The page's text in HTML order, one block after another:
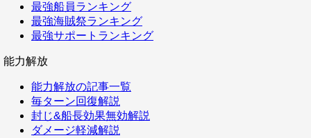
最強船員ランキング
最強海賊祭ランキング
最強サポートランキング
能力解放
能力解放の記事一覧
毎ターン回復解説
封じ&船長効果無効解説
ダメージ軽減解説